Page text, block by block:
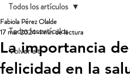
Todos los artículos
Volver a ti
Todos los artículos
La importancia
felicidad en la
Fabiola Pérez Olalde
17 mar 20244 min de lectura